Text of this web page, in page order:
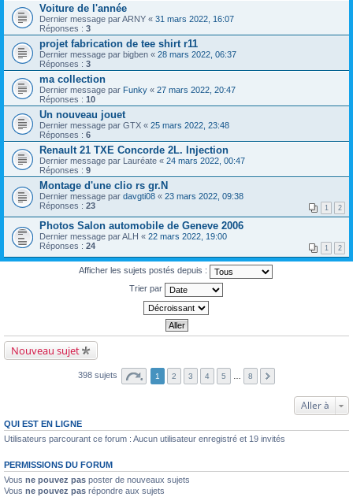
Voiture de l'année
Dernier message parARNY « 31 mars 2022, 16:07
Réponses : 3
projet fabrication de tee shirt r11
Dernier message par bigben « 28 mars 2022, 06:37
Réponses : 3
ma collection
Dernier message par Funky « 27 mars 2022, 20:47
Réponses : 10
Un nouveau jouet
Dernier message par GTX « 25 mars 2022, 23:48
Réponses : 6
Renault 21 TXE Concorde 2L. Injection
Dernier message par Lauréate « 24 mars 2022, 00:47
Réponses : 9
Montage d'une clio rs gr.N
Dernier message par davgti08 « 23 mars 2022, 09:38
Réponses : 23 1 2
Photos Salon automobile de Geneve 2006
Dernier message parALH « 22 mars 2022, 19:00
Réponses : 24 1 2
Afficher les sujets postés depuis :
Trier par
Nouveau sujet
398 sujets 1 2 3 4 5 8
Aller à
QUI EST EN LIGNE
Utilisateurs parcourant ce forum : Aucun utilisateur enregistré et 19 invités
PERMISSIONS DU FORUM
Vous ne pouvez pas poster de nouveaux sujets
Vous ne pouvez pas répondre aux sujets